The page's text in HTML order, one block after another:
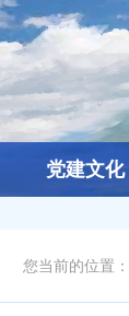
党建文化
您当前的位置：